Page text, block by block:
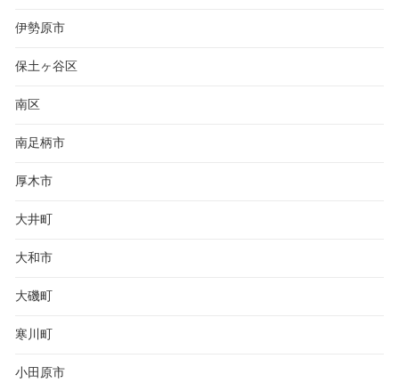
伊勢原市
保土ヶ谷区
南区
南足柄市
厚木市
大井町
大和市
大磯町
寒川町
小田原市